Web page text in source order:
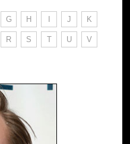
G H I J K
R S T U V